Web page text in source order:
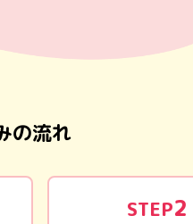
の流れ
STEP2